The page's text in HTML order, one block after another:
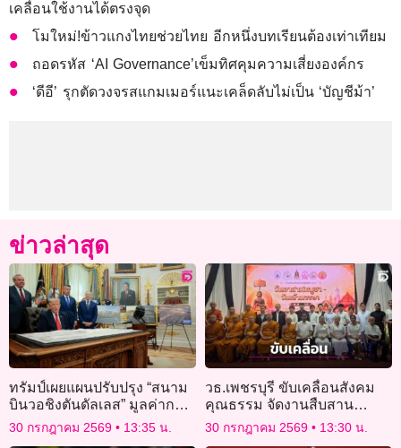
เคลื่อนใช้งานได้ตรงจุด
โมใหม่!ข้าวแกงไทยช่วยไทย อีกหนึ่งบทเรียนต้องเท่าเทียม
ถอดรหัส ‘AI Governance’เข็มทิศคุมความเสี่ยงองค์กร
‘ดีอี’ รุกตัดวงจรสแกมเมอร์แนะเคล็ดลับไม่เป็น ‘บัญชีม้า’
ข่าวล่าสุด
ทรัมป์เผยแผนปรับปรุง “สนาม
บินวอชิงตันดัลเลส” มูลค่ากว่า
7 แสนล้านบาท
30 กรกฎาคม 2569 13:35 น.
วธ.เพชรบุรี ขับเคลื่อนสังคม
คุณธรรม จัดงานสืบสาน
พระพุทธศาสนาและภูมิปัญญา
ท้องถิ่น
30 กรกฎาคม 2569 13:30 น.